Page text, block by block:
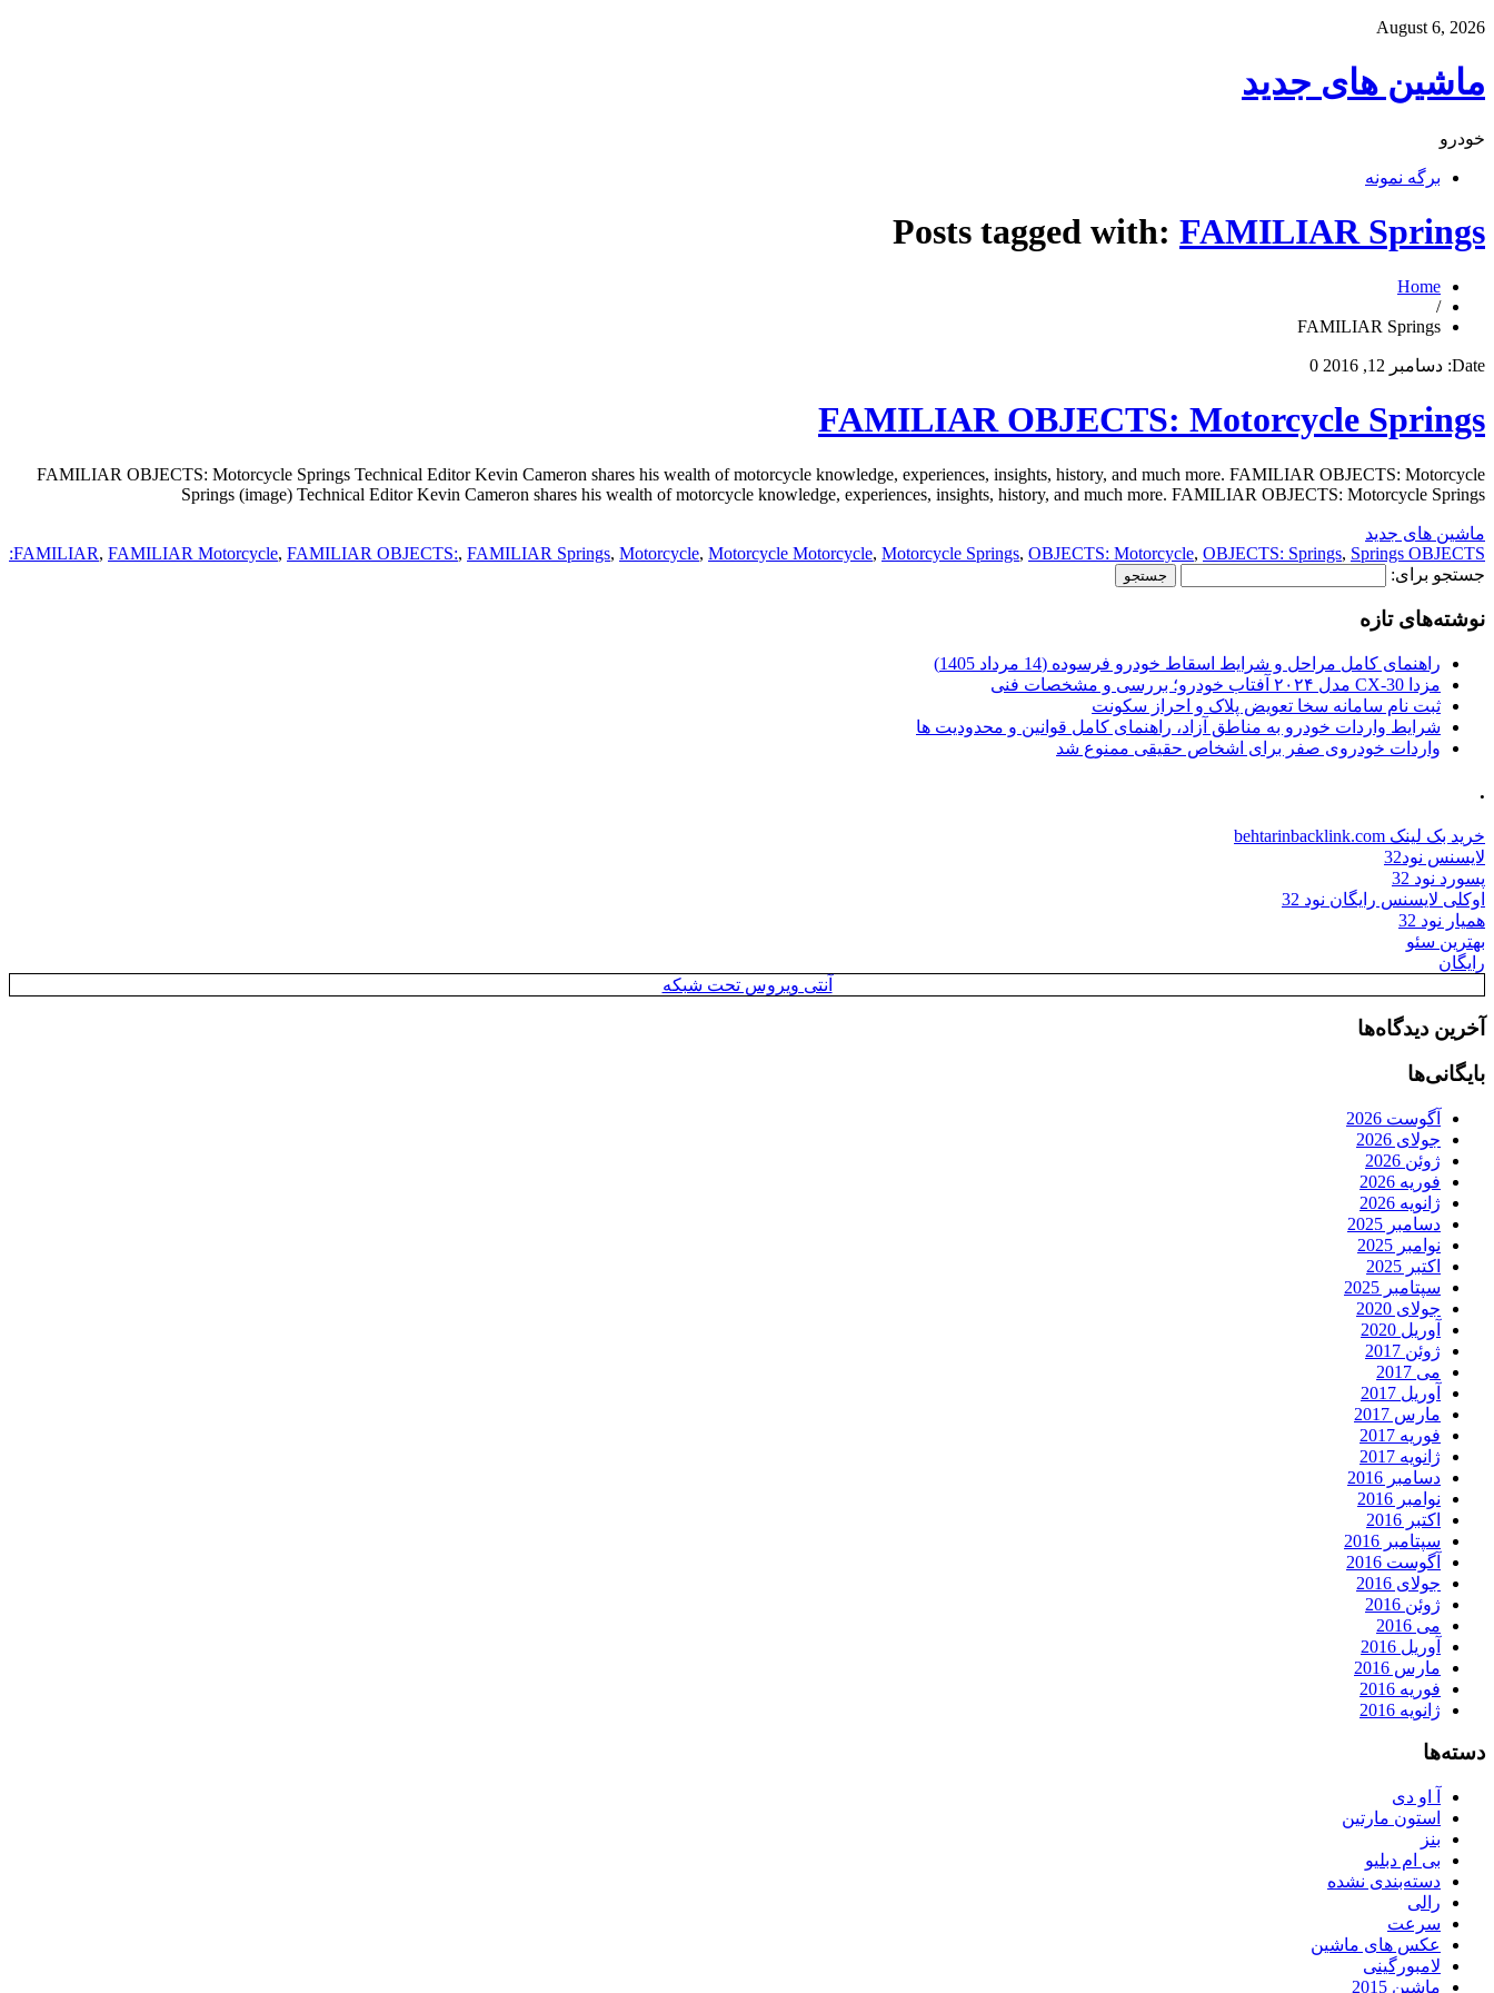
August 6, 2026
ماشین های جدید
خودرو
برگه نمونه
Posts tagged with: FAMILIAR Springs
Home
/
FAMILIAR Springs
Date: دسامبر 12, 2016 0
FAMILIAR OBJECTS: Motorcycle Springs
FAMILIAR OBJECTS: Motorcycle Springs Technical Editor Kevin Cameron shares his wealth of motorcycle knowledge, experiences, insights, history, and much more. FAMILIAR OBJECTS: Motorcycle
Springs (image) Technical Editor Kevin Cameron shares his wealth of motorcycle knowledge, experiences, insights, history, and much more. FAMILIAR OBJECTS: Motorcycle Springs
ماشین های جدید
FAMILIAR, FAMILIAR Motorcycle, FAMILIAR OBJECTS:, FAMILIAR Springs, Motorcycle, Motorcycle Motorcycle, Motorcycle Springs, OBJECTS: Motorcycle, OBJECTS: Springs, Springs OBJECTS:
جستجو برای:
نوشته‌های تازه
راهنمای کامل مراحل و شرایط اسقاط خودرو فرسوده (14 مرداد 1405)
مزدا CX-30 مدل ۲۰۲۴ آفتاب خودرو؛ بررسی و مشخصات فنی
ثبت نام سامانه سخا تعویض پلاک و احراز سکونت
شرایط واردات خودرو به مناطق آزاد، راهنمای کامل قوانین و محدودیت ها
واردات خودروی صفر برای اشخاص حقیقی ممنوع شد
.
خرید بک لینک behtarinbacklink.com
لایسنس نود32
پسورد نود 32
اوکلی لایسنس رایگان نود 32
همیار نود 32
بهترین سئو
رایگان
آنتی ویروس تحت شبکه
آخرین دیدگاه‌ها
بایگانی‌ها
آگوست 2026
جولای 2026
ژوئن 2026
فوریه 2026
ژانویه 2026
دسامبر 2025
نوامبر 2025
اکتبر 2025
سپتامبر 2025
جولای 2020
آوریل 2020
ژوئن 2017
می 2017
آوریل 2017
مارس 2017
فوریه 2017
ژانویه 2017
دسامبر 2016
نوامبر 2016
اکتبر 2016
سپتامبر 2016
آگوست 2016
جولای 2016
ژوئن 2016
می 2016
آوریل 2016
مارس 2016
فوریه 2016
ژانویه 2016
دسته‌ها
آ او دی
استون مارتین
بنز
بی ام دبلیو
دسته‌بندی نشده
رالی
سرعت
عکس های ماشین
لامبورگینی
ماشین 2015